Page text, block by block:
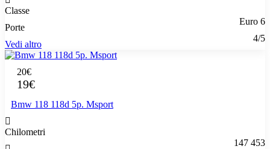
Classe
Euro 6
Porte
4/5
Vedi altro
20€
19€
Bmw 118 118d 5p. Msport
Chilometri
147 453